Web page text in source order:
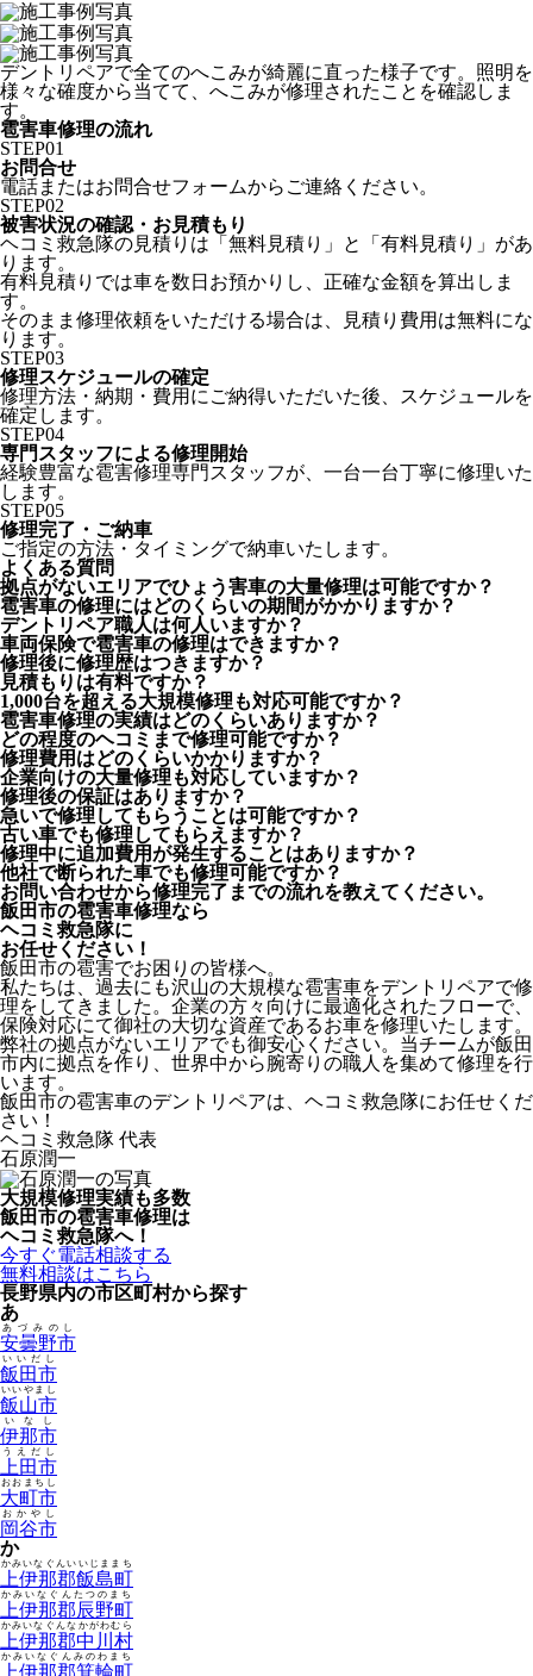
デントリペアで全てのへこみが綺麗に直った様子です。照明を
様々な確度から当てて、へこみが修理されたことを確認しま
す。
雹害車修理の流れ
STEP01
お問合せ
電話またはお問合せフォームからご連絡ください。
STEP02
被害状況の確認・お見積もり
ヘコミ救急隊の見積りは「無料見積り」と「有料見積り」があ
ります。
有料見積りでは車を数日お預かりし、正確な金額を算出しま
す。
そのまま修理依頼をいただける場合は、見積り費用は無料にな
ります。
STEP03
修理スケジュールの確定
修理方法・納期・費用にご納得いただいた後、スケジュールを
確定します。
STEP04
専門スタッフによる修理開始
経験豊富な雹害修理専門スタッフが、一台一台丁寧に修理いた
します。
STEP05
修理完了・ご納車
ご指定の方法・タイミングで納車いたします。
よくある質問
拠点がないエリアでひょう害車の大量修理は可能ですか？
雹害車の修理にはどのくらいの期間がかかりますか？
デントリペア職人は何人いますか？
車両保険で雹害車の修理はできますか？
修理後に修理歴はつきますか？
見積もりは有料ですか？
1,000台を超える大規模修理も対応可能ですか？
雹害車修理の実績はどのくらいありますか？
どの程度のヘコミまで修理可能ですか？
修理費用はどのくらいかかりますか？
企業向けの大量修理も対応していますか？
修理後の保証はありますか？
急いで修理してもらうことは可能ですか？
古い車でも修理してもらえますか？
修理中に追加費用が発生することはありますか？
他社で断られた車でも修理可能ですか？
お問い合わせから修理完了までの流れを教えてください。
飯田市の雹害車修理なら
ヘコミ救急隊に
お任せください！
飯田市の雹害でお困りの皆様へ。
私たちは、過去にも沢山の大規模な雹害車をデントリペアで修
理をしてきました。企業の方々向けに最適化されたフローで、
保険対応にて御社の大切な資産であるお車を修理いたします。
弊社の拠点がないエリアでも御安心ください。当チームが飯田
市内に拠点を作り、世界中から腕寄りの職人を集めて修理を行
います。
飯田市の雹害車のデントリペアは、ヘコミ救急隊にお任せくだ
さい！
ヘコミ救急隊 代表
石原潤一
大規模修理実績も多数
飯田市の雹害車修理は
ヘコミ救急隊へ！
今すぐ電話相談する
無料相談はこちら
長野県内の市区町村から探す
あ
安曇野市
あづみのし
飯田市
いいだし
飯山市
いいやまし
伊那市
いなし
上田市
うえだし
大町市
おおまちし
岡谷市
おかやし
か
上伊那郡飯島町
かみいなぐんいいじままち
上伊那郡辰野町
かみいなぐんたつのまち
上伊那郡中川村
かみいなぐんなかがわむら
かみいなぐんみのわまち